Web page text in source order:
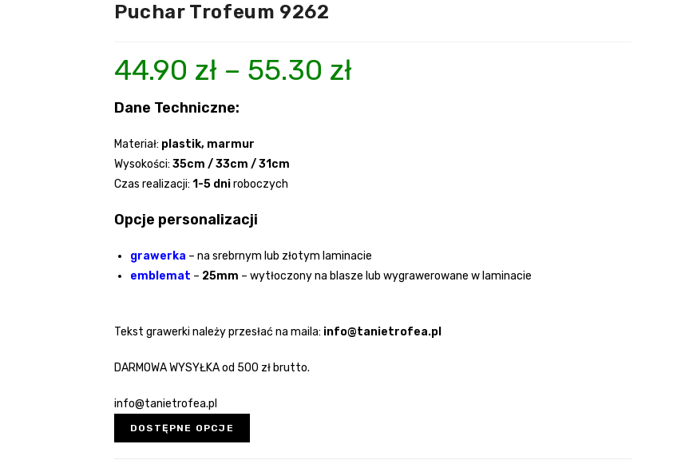
Puchar Trofeum 9262
44.90 zł – 55.30 zł
Dane Techniczne:
Materiał: plastik, marmur
Wysokości: 35cm / 33cm / 31cm
Czas realizacji: 1-5 dniroboczych
Opcje personalizacji
grawerka – na srebrnym lub złotym laminacie
emblemat – 25mm – wytłoczony na blasze lub wygrawerowane w laminacie
Tekst grawerki należy przesłać na maila: info@tanietrofea.pl
DARMOWA WYSYŁKA od 500 zł brutto.
info@tanietrofea.pl
DOSTĘPNE OPCJE